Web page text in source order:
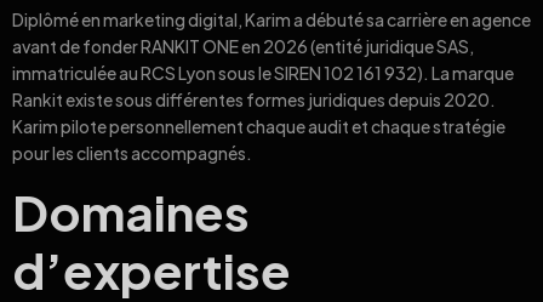
Diplômé en marketing digital, Karim a débuté sa carrière en agence
avant de fonder RANKIT ONE en 2026 (entité juridique SAS,
immatriculée au RCS Lyon sous le SIREN 102 161 932). La marque
Rankit existe sous différentes formes juridiques depuis 2020.
Karim pilote personnellement chaque audit et chaque stratégie
pour les clients accompagnés.
Domaines
d’expertise